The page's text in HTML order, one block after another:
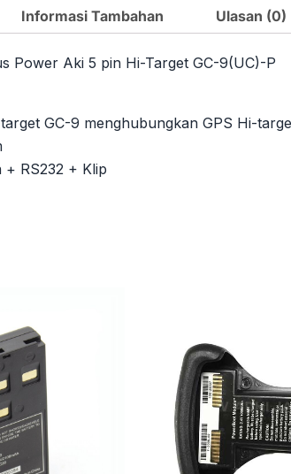
Informasi Tambahan Ulasan (0)
Power Aki 5 pin Hi-Target GC-9(UC)-P
GC-9 menghubungkan GPS Hi-
+ RS232 + Klip